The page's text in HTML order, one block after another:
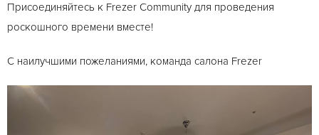
Присоединяйтесь к Frezer Community для проведения
роскошного времени вместе!
С наилучшими пожеланиями, команда салона Frezer